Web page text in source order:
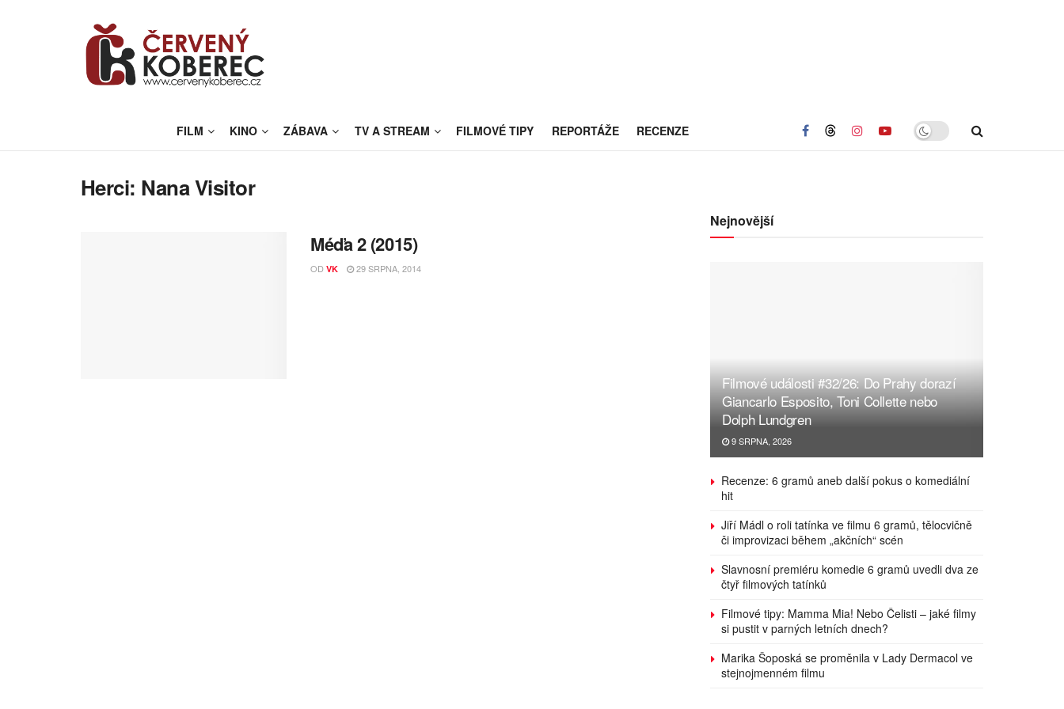
FILM KINO ZÁBAVA TV A STREAM FILMOVÉ TIPY REPORTÁŽE RECENZE
Herci: Nana Visitor
Méďa 2 (2015)
OD VK 29 SRPNA, 2014
Nejnovější
Filmové události #32/26: Do Prahy dorazí
Giancarlo Esposito, Toni Collette nebo
Dolph Lundgren
9 SRPNA, 2026
Recenze: 6 gramů aneb další pokus o komediální
hit
Jiří Mádl o roli tatínka ve filmu 6 gramů, tělocvičně
či improvizaci během „akčních“ scén
Slavnosní premiéru komedie 6 gramů uvedli dva ze
čtyř filmových tatínků
Filmové tipy: Mamma Mia! Nebo Čelisti – jaké filmy
si pustit v parných letních dnech?
Marika Šoposká se proměnila v Lady Dermacol ve
stejnojmenném filmu